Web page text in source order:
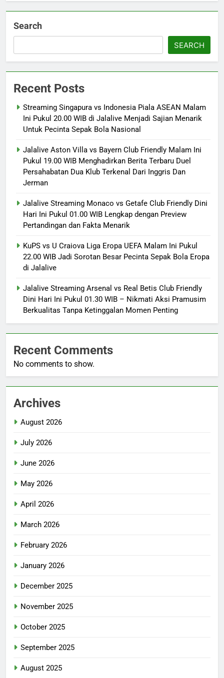
Search
SEARCH
Recent Posts
Streaming Singapura vs Indonesia Piala ASEAN Malam
Ini Pukul 20.00 WIB di Jalalive Menjadi Sajian Menarik
Untuk Pecinta Sepak Bola Nasional
Jalalive Aston Villa vs Bayern Club Friendly Malam Ini
Pukul 19.00 WIB Menghadirkan Berita Terbaru Duel
Persahabatan Dua Klub Terkenal Dari Inggris Dan
Jerman
Jalalive Streaming Monaco vs Getafe Club Friendly Dini
Hari Ini Pukul 01.00 WIB Lengkap dengan Preview
Pertandingan dan Fakta Menarik
KuPS vs U Craiova Liga Eropa UEFA Malam Ini Pukul
22.00 WIB Jadi Sorotan Besar Pecinta Sepak Bola Eropa
di Jalalive
Jalalive Streaming Arsenal vs Real Betis Club Friendly
Dini Hari Ini Pukul 01.30 WIB – Nikmati Aksi Pramusim
Berkualitas Tanpa Ketinggalan Momen Penting
Recent Comments
No comments to show.
Archives
August 2026
July 2026
June 2026
May 2026
April 2026
March 2026
February 2026
January 2026
December 2025
November 2025
October 2025
September 2025
August 2025